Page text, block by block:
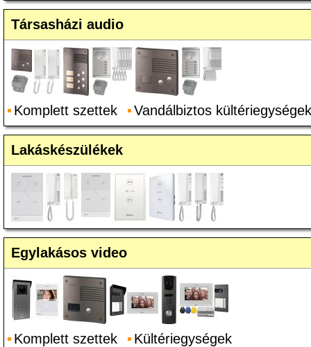
Társasházi audio
Komplett szettek Vandálbiztos kültériegységek
Lakáskészülékek
Egylakásos video
Komplett szettek Kültériegységek